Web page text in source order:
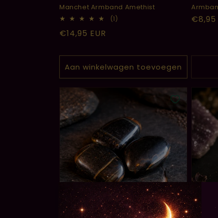
Manchet Armband Amethist
(1)
Normale
€14,95 EUR
Aan winkelwagen toevoegen
€8,95
Uitverkocht